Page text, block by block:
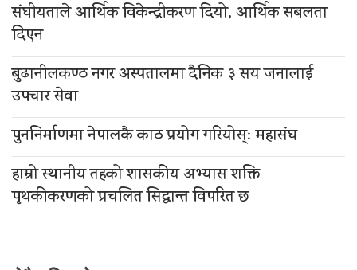
संघीयताले आर्थिक विकेन्द्रीकरण दियो, आर्थिक सबलता
दिएन
बुढानीलकण्ठ नगर अस्पतालमा दैनिक ३ सय जनालाई
उपचार सेवा
पुननिर्माणमा नेपालकै काठ प्रयोग गरियोस्ः महासंघ
हाम्रो स्थानीय तहको शासकीय अभ्यास शक्ति
पृथकीकरणको प्रचलित सिद्धान्त विपरित छ